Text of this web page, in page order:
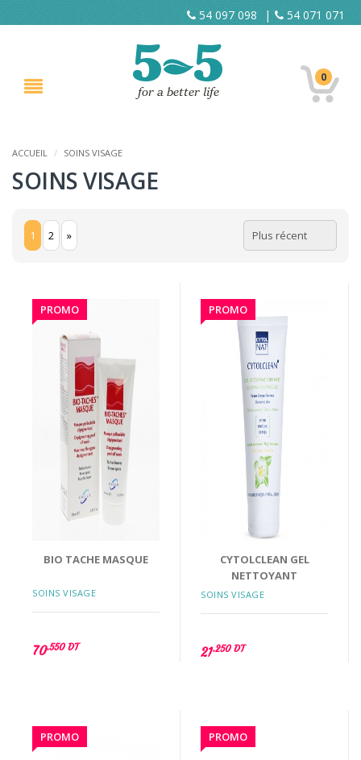
54 097 098 | 54 071 071
0
ACCUEIL / SOINS VISAGE
SOINS VISAGE
1 2 »
PROMO
BIO TACHE MASQUE
SOINS VISAGE
70.550 DT
PROMO
CYTOLCLEAN GEL
NETTOYANT
SOINS VISAGE
21.250 DT
PROMO PROMO